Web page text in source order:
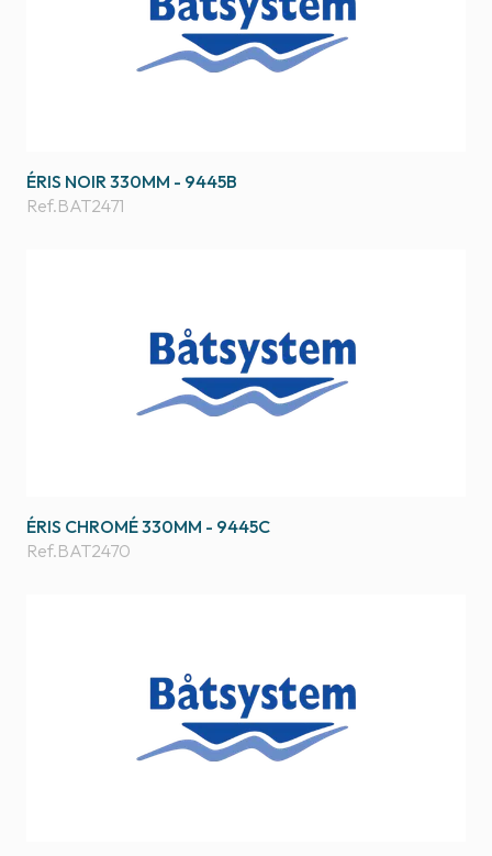
ÉRIS NOIR 330MM - 9445B
Ref.BAT2471
ÉRIS CHROMÉ 330MM - 9445C
Ref.BAT2470